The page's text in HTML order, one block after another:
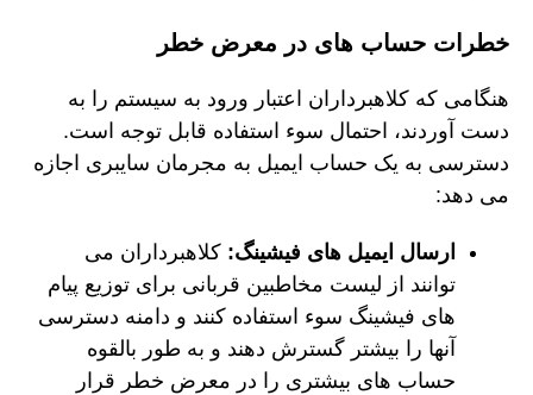
خطرات حساب های در معرض خطر
هنگامی که کلاهبرداران اعتبار ورود به سیستم را به
دست آوردند، احتمال سوء استفاده قابل توجه است.
دسترسی به یک حساب ایمیل به مجرمان سایبری اجازه
می دهد:
ارسال ایمیل های فیشینگ: کلاهبرداران می
توانند از لیست مخاطبین قربانی برای توزیع پیام
های فیشینگ سوء استفاده کنند و دامنه دسترسی
آنها را بیشتر گسترش دهند و به طور بالقوه
حساب های بیشتری را در معرض خطر قرار